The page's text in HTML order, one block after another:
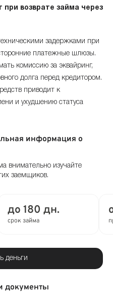
возврате займа через
задержками при
платежные шлюзы.
комиссию за эквайринг,
долга перед кредитором.
приводит к
и ухудшению статуса
информация о
внимательно изучайте
заемщиков.
до 180 дн.
срок займа
деньги
документы